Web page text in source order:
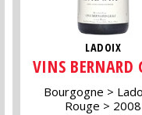
LADOIX
VINS BERNARD
Bourgogne
Rouge
2008